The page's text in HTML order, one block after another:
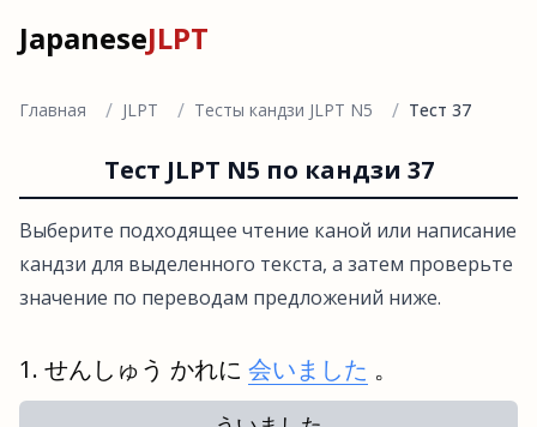
JapaneseJLPT
Главная / JLPT / Тесты кандзи JLPT N5 / Тест 37
Тест JLPT N5 по кандзи 37
Выберите подходящее чтение каной или написание
кандзи для выделенного текста, а затем проверьте
значение по переводам предложений ниже.
せんしゅう かれに 会いました 。